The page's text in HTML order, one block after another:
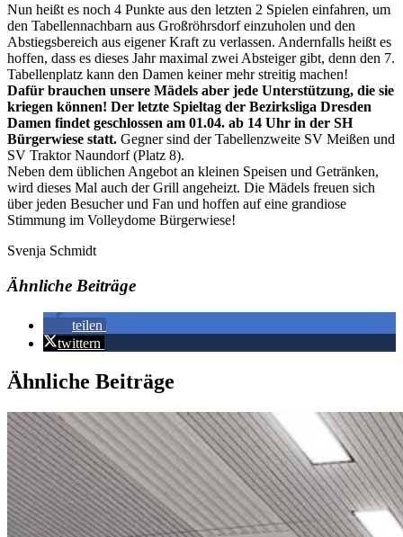
Nun heißt es noch 4 Punkte aus den letzten 2 Spielen einfahren, um
den Tabellennachbarn aus Großröhrsdorf einzuholen und den
Abstiegsbereich aus eigener Kraft zu verlassen. Andernfalls heißt es
hoffen, dass es dieses Jahr maximal zwei Absteiger gibt, denn den 7.
Tabellenplatz kann den Damen keiner mehr streitig machen!
Dafür brauchen unsere Mädels aber jede Unterstützung, die sie
kriegen können! Der letzte Spieltag der Bezirksliga Dresden
Damen findet geschlossen am 01.04. ab 14 Uhr in der SH
Bürgerwiese statt. Gegner sind der Tabellenzweite SV Meißen und
SV Traktor Naundorf (Platz 8).
Neben dem üblichen Angebot an kleinen Speisen und Getränken,
wird dieses Mal auch der Grill angeheizt. Die Mädels freuen sich
über jeden Besucher und Fan und hoffen auf eine grandiose
Stimmung im Volleydome Bürgerwiese!
Svenja Schmidt
Ähnliche Beiträge
teilen
twittern
Ähnliche Beiträge